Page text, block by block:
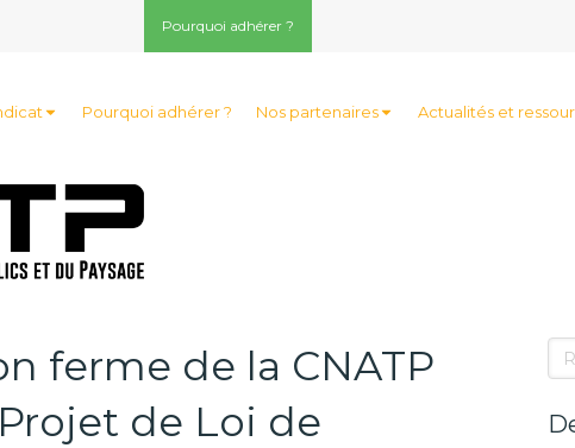
Pourquoi adhérer ?
Pourquoi adhérer ? Nos partenaires Actualités et
ferme de la CNATP
de Loi de